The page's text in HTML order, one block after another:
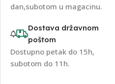
dan,subotom u magacinu.
Dostava državnom
poštom
Dostupno petak do 15h,
subotom do 11h.